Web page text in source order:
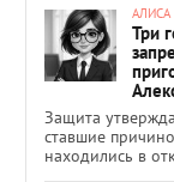
АЛИСА
Три
Защита
ставшие
находились в